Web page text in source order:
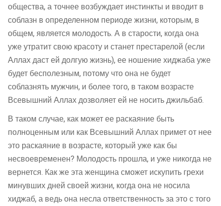
общества, а точнее возбуждает инстинкты и вводит в
соблазн в определенном периоде жизни, которым, в
общем, является молодость. А в старости, когда она
уже утратит свою красоту и станет престарелой (если
Аллах даст ей долгую жизнь), ее ношение хиджаба уже
будет бесполезным, потому что она не будет
соблазнять мужчин, и более того, в таком возрасте
Всевышний Аллах дозволяет ей не носить джильбаб.
В таком случае, как может ее раскаяние быть
полноценным или как Всевышний Аллах примет от нее
это раскаяние в возрасте, который уже как бы
несвоевременен? Молодость прошла, и уже никогда не
вернется. Как же эта женщина сможет искупить грехи
минувших дней своей жизни, когда она не носила
хиджаб, а ведь она несла ответственность за это с того